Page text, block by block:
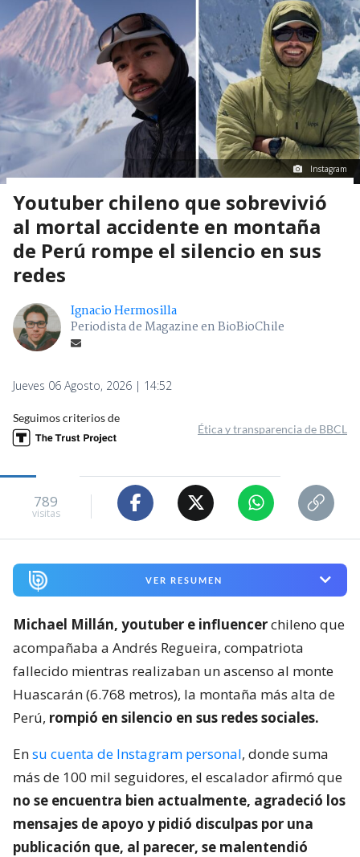
Instagram
Youtuber chileno que sobrevivió
al mortal accidente en montaña
de Perú rompe el silencio en sus
redes
Ignacio Hermosilla
Periodista de Magazine en BioBioChile
Jueves 06 Agosto, 2026 | 14:52
Seguimos criterios de
Ética y transparencia de BBCL
789
visitas
VER RESUMEN
Michael Millán, youtuber e influencerchileno que
acompañaba a Andrés Regueira, compatriota
fallecido mientras realizaban un ascenso al monte
Huascarán (6.768 metros), la montaña más alta de
Perú, rompió en silencio en sus redes sociales.
Ensu cuenta de Instagram personal, donde suma
más de 100 mil seguidores, el escalador afirmó que
no se encuentra bien actualmente, agradeció los
mensajes de apoyo y pidió disculpas por una
publicación que, al parecer, se malentendió